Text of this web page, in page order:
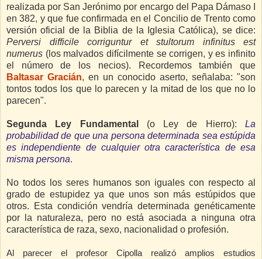
realizada por San Jerónimo por encargo del Papa Dámaso I
en 382, y que fue confirmada en el Concilio de Trento como
versión oficial de la Biblia de la Iglesia Católica), se dice:
Perversi difficile corriguntur et stultorum infinitus est
numerus (los malvados difícilmente se corrigen, y es infinito
el número de los necios). Recordemos también que
Baltasar Gracián, en un conocido aserto, señalaba: "son
tontos todos los que lo parecen y la mitad de los que no lo
parecen".
Segunda Ley Fundamental (o Ley de Hierro):La
probabilidad de que una persona determinada sea estúpida
es independiente de cualquier otra característica de esa
misma persona.
No todos los seres humanos son iguales con respecto al
grado de estupidez ya que unos son más estúpidos que
otros. Esta condición vendría determinada genéticamente
por la naturaleza, pero no está asociada a ninguna otra
característica de raza, sexo, nacionalidad o profesión.
Al parecer el profesor Cipolla realizó amplios estudios